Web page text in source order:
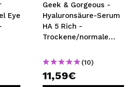
Eye
Geek & Gorgeous -
Hyaluronsäure-Serum
HA 5 Rich -
Trockene/normale
(10)
11,59€